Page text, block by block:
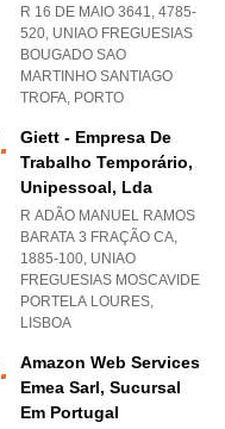
R 16 DE MAIO 3641, 4785-
520, UNIAO FREGUESIAS
BOUGADO SAO
MARTINHO SANTIAGO
TROFA, PORTO
Giett - Empresa De
Trabalho Temporário,
Unipessoal, Lda
R ADÃO MANUEL RAMOS
BARATA 3 FRAÇÃO CA,
1885-100, UNIAO
FREGUESIAS MOSCAVIDE
PORTELA LOURES,
LISBOA
Amazon Web Services
Emea Sarl, Sucursal
Em Portugal